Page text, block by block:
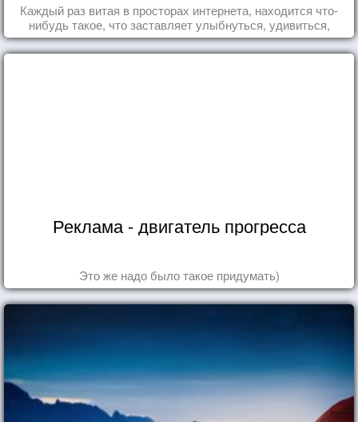
Каждый раз витая в просторах интернета, находится что-
нибудь такое, что заставляет улыбнуться, удивиться,
восхититься...
Реклама - двигатель прогресса
Это же надо было такое придумать)